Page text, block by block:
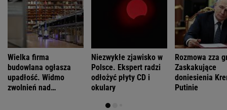
Wielka firma
budowlana ogłasza
upadłość. Widmo
zwolnień nad
Niezwykłe zjawisko w
Polsce. Ekspert radzi
odłożyć płyty CD i
okulary
Rozmowa zza
Zaskakujące
doniesienia
Putinie